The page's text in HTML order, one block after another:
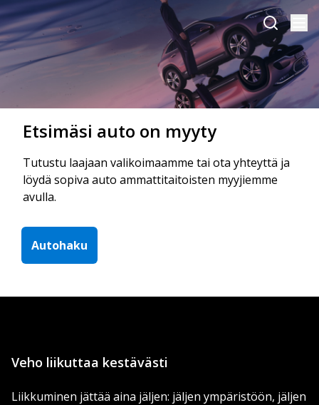
Etsimäsi auto on myyty
Tutustu laajaan valikoimaamme tai ota yhteyttä ja
löydä sopiva auto ammattitaitoisten myyjiemme
avulla.
Autohaku
Veho liikuttaa kestävästi
Liikkuminen jättää aina jäljen: jäljen ympäristöön, jäljen